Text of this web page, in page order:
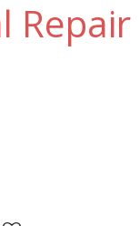
Repair